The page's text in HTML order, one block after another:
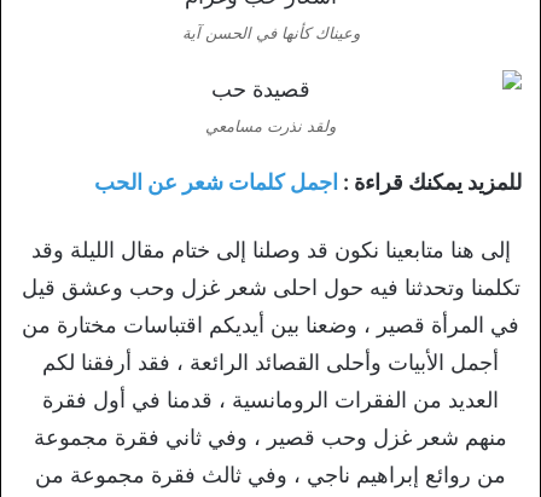
وعيناك كأنها في الحسن آية
ولقد نذرت مسامعي
للمزيد يمكنك قراءة : اجمل كلمات شعر عن الحب
إلى هنا متابعينا نكون قد وصلنا إلى ختام مقال الليلة وقد
تكلمنا وتحدثنا فيه حول احلى شعر غزل وحب وعشق قيل
في المرأة قصير ، وضعنا بين أيديكم اقتباسات مختارة من
أجمل الأبيات وأحلى القصائد الرائعة ، فقد أرفقنا لكم
العديد من الفقرات الرومانسية ، قدمنا في أول فقرة
منهم شعر غزل وحب قصير ، وفي ثاني فقرة مجموعة
من روائع إبراهيم ناجي ، وفي ثالث فقرة مجموعة من